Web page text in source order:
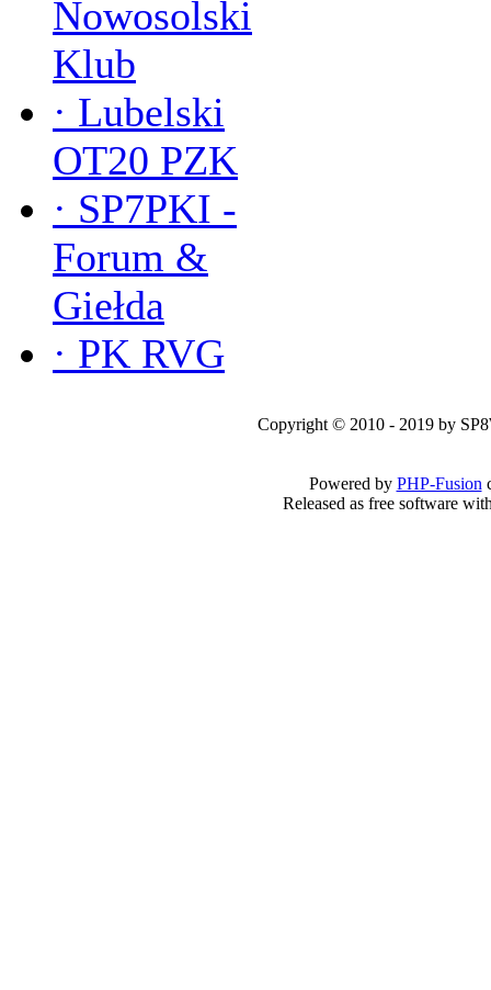
Nowosolski
Klub
· Lubelski
OT20 PZK
· SP7PKI -
Forum &
Giełda
· PK RVG
Copyright © 2010 - 2019 by
Powered by PHP-Fusion
Released as free software